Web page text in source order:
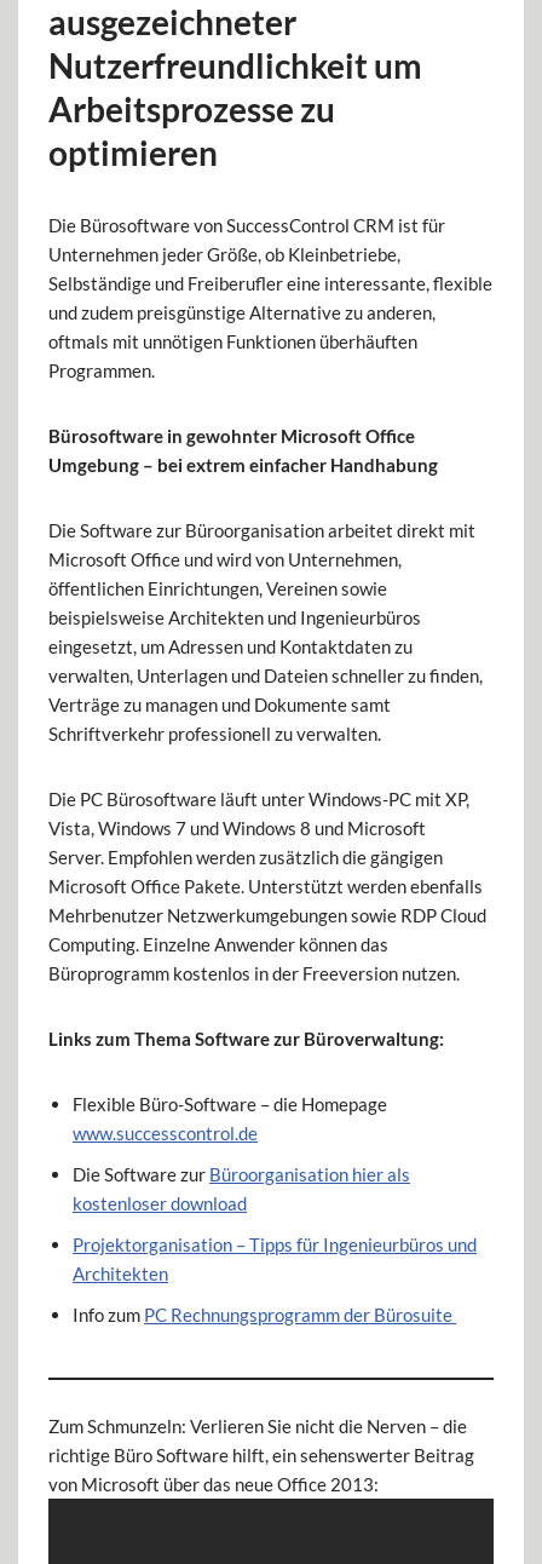
ausgezeichneter
Nutzerfreundlichkeit um
Arbeitsprozesse zu
optimieren
Die Bürosoftware von SuccessControl CRM ist für
Unternehmen jeder Größe, ob Kleinbetriebe,
Selbständige und Freiberufler eine interessante, flexible
und zudem preisgünstige Alternative zu anderen,
oftmals mit unnötigen Funktionen überhäuften
Programmen.
Bürosoftware in gewohnter Microsoft Office
Umgebung – bei extrem einfacher Handhabung
Die Software zur Büroorganisation arbeitet direkt mit
Microsoft Office und wird von Unternehmen,
öffentlichen Einrichtungen, Vereinen sowie
beispielsweise Architekten und Ingenieurbüros
eingesetzt, um Adressen und Kontaktdaten zu
verwalten, Unterlagen und Dateien schneller zu finden,
Verträge zu managen und Dokumente samt
Schriftverkehr professionell zu verwalten.
Die PC Bürosoftware läuft unter Windows-PC mit XP,
Vista, Windows 7 und Windows 8 und Microsoft
Server. Empfohlen werden zusätzlich die gängigen
Microsoft Office Pakete. Unterstützt werden ebenfalls
Mehrbenutzer Netzwerkumgebungen sowie RDP Cloud
Computing. Einzelne Anwender können das
Büroprogramm kostenlos in der Freeversion nutzen.
Links zum Thema Software zur Büroverwaltung:
Flexible Büro-Software – die Homepage
www.successcontrol.de
Die Software zur Büroorganisation hier als
kostenloser download
Projektorganisation – Tipps für Ingenieurbüros und
Architekten
Info zum PC Rechnungsprogramm der Bürosuite
Zum Schmunzeln: Verlieren Sie nicht die Nerven – die
richtige Büro Software hilft, ein sehenswerter Beitrag
von Microsoft über das neue Office 2013: